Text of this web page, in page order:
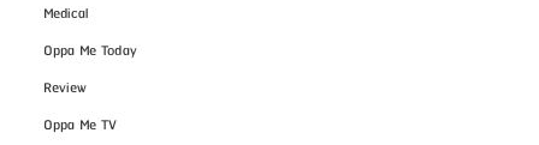
Medical
Oppa Me Today
Review
Oppa Me TV